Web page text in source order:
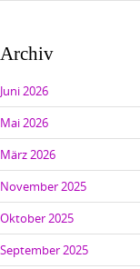
Archiv
Juni 2026
Mai 2026
März 2026
November 2025
Oktober 2025
September 2025